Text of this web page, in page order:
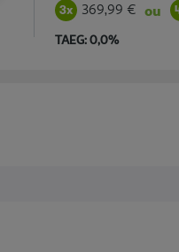
369,99 € ou
TAEG: 0,0%